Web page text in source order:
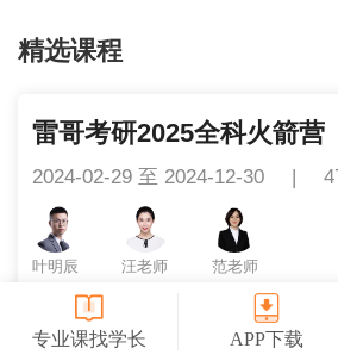
精选课程
雷哥考研2025全科火箭营
2024-02-29 至 2024-12-30
叶明辰 汪老师 范老师
￥16600
专业课找学长 APP下载